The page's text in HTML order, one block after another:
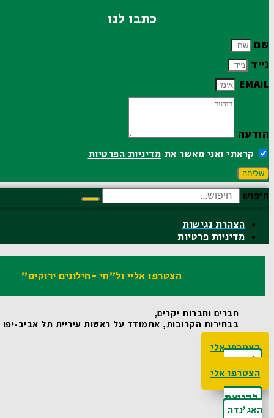
כתבו לנו
שם
נייד
EMAIL
הודעה
קראתי ואני מאשר אתמדיניות הפרטיות
שליחה
חיפוש
הצהרת נגישות
מדיניות פרטיות
הצטרפו אליי ול"חי -חילונים ירוקים"
חברים וחברות יקרים,
בבחירות הקרובות, אתמודד על ראשות עיריית תל אביב-יפו
הצטרפו אלי
לקריאת
האג'נדה
הצטרפו אלי
לקריאת
האג'נדה